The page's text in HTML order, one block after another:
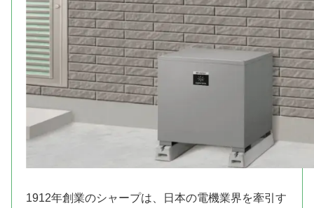
1912年創業のシャープは、日本の電機業界を牽引す